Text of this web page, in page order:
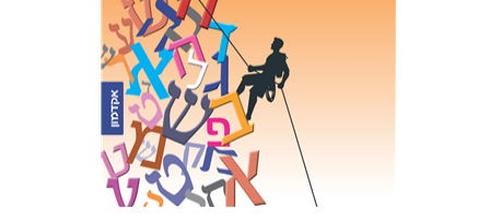
הנחת אתר ספר אלקטרוני
$15